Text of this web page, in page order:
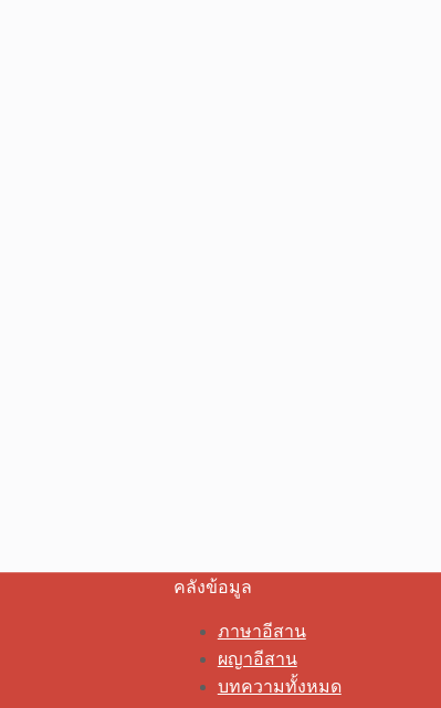
คลังข้อมูล
ภาษาอีสาน
ผญาอีสาน
บทความทั้งหมด